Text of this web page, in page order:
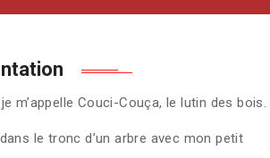
m’appelle Couci-Couça, le lutin des bois.
le tronc d’un arbre avec mon petit